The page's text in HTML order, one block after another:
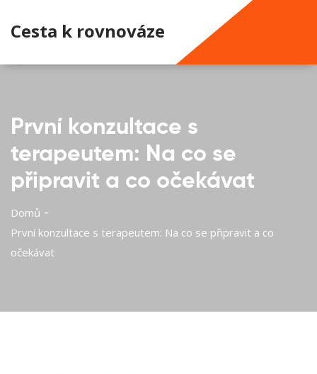
Cesta k rovnováze
První konzultace s
terapeutem: Na co se
připravit a co očekávat
Domů
První konzultace s terapeutem: Na co se připravit a co
očekávat